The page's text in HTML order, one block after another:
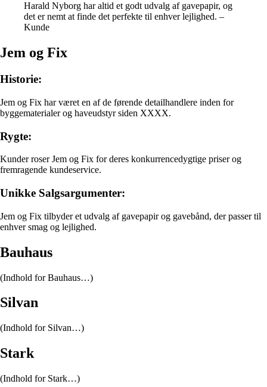
Harald Nyborg har altid et godt udvalg af gavepapir, og
det er nemt at finde det perfekte til enhver lejlighed. –
Kunde
Jem og Fix
Historie:
Jem og Fix har været en af de førende detailhandlere inden for
byggematerialer og haveudstyr siden XXXX.
Rygte:
Kunder roser Jem og Fix for deres konkurrencedygtige priser og
fremragende kundeservice.
Unikke Salgsargumenter:
Jem og Fix tilbyder et udvalg af gavepapir og gavebånd, der passer til
enhver smag og lejlighed.
Bauhaus
(Indhold for Bauhaus…)
Silvan
(Indhold for Silvan…)
Stark
(Indhold for Stark…)